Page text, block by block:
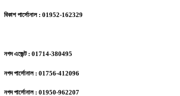
বিকাশ পার্সোনাল : 01952-162329
নগদ এজেন্ট : 01714-380495
নগদ পার্সোনাল : 01756-412096
নগদ পার্সোনাল : 01950-962207